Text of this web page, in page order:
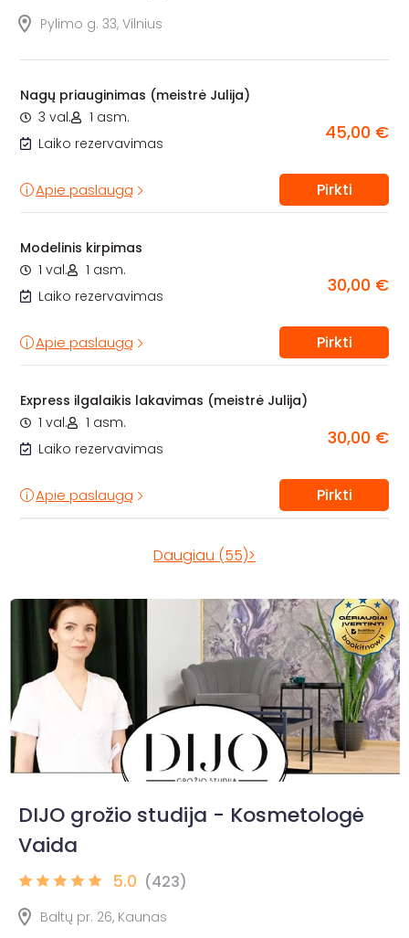
Pylimo g. 33, Vilnius
Nagų priauginimas (meistrė Julija)
3 val.
1 asm.
Laiko rezervavimas
45,00 €
Apie paslaugą Pirkti
Modelinis kirpimas
1 val.
1 asm.
Laiko rezervavimas
30,00 €
Apie paslaugą Pirkti
Express ilgalaikis lakavimas (meistrė Julija)
1 val.
1 asm.
Laiko rezervavimas
30,00 €
Apie paslaugą Pirkti
Daugiau (55)>
DIJO grožio studija - Kosmetologė
Vaida
5.0 (423)
Baltų pr. 26, Kaunas